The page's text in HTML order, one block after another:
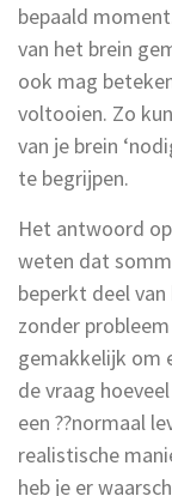
bepaald
van het brein
ook mag
voltooien. Zo
van je brein
te begrijpen.
Het antwoord
weten dat
beperkt deel
zonder
gemakkelijk om
de vraag
een ??normaal
realistische
heb je er